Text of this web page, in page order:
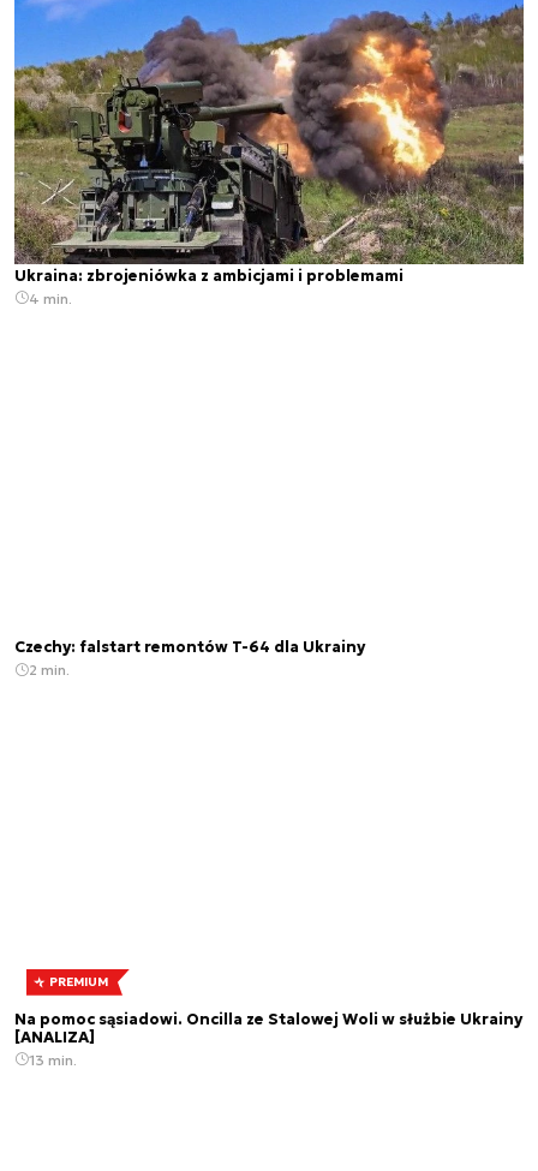
Ukraina: zbrojeniówka z ambicjami i problemami
4 min.
Czechy: falstart remontów T-64 dla Ukrainy
2 min.
PREMIUM
Na pomoc sąsiadowi. Oncilla ze Stalowej Woli w służbie Ukrainy
[ANALIZA]
13 min.